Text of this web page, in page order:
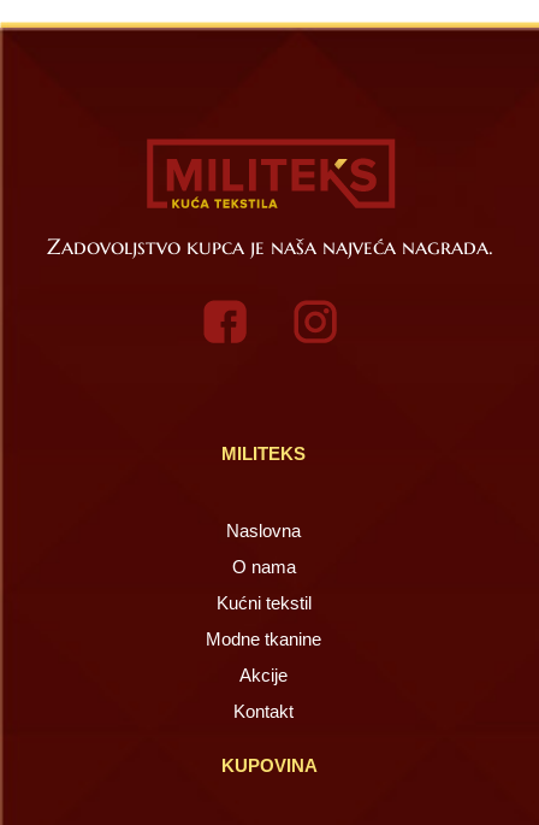
Zadovoljstvo kupca je naša najveća nagrada.
MILITEKS
Naslovna
O nama
Kućni tekstil
Modne tkanine
Akcije
Kontakt
KUPOVINA